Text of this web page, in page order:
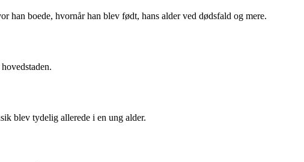
boede, hvornår han blev født, hans alder ved dødsfald og mere.
blev tydelig allerede i en ung alder.